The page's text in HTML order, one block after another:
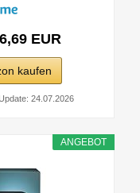
EUR
kaufen
24.07.2026
ANGEBOT